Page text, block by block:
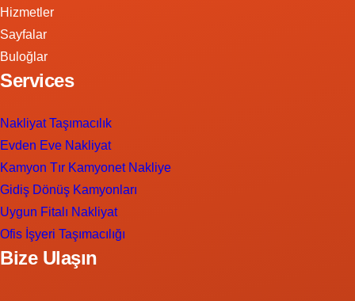
Hizmetler
Sayfalar
Buloğlar
Services
Nakliyat Taşımacılık
Evden Eve Nakliyat
Kamyon Tır Kamyonet Nakliye
Gidiş Dönüş Kamyonları
Uygun Fitalı Nakliyat
Ofis İşyeri Taşımacılığı
Bize Ulaşın